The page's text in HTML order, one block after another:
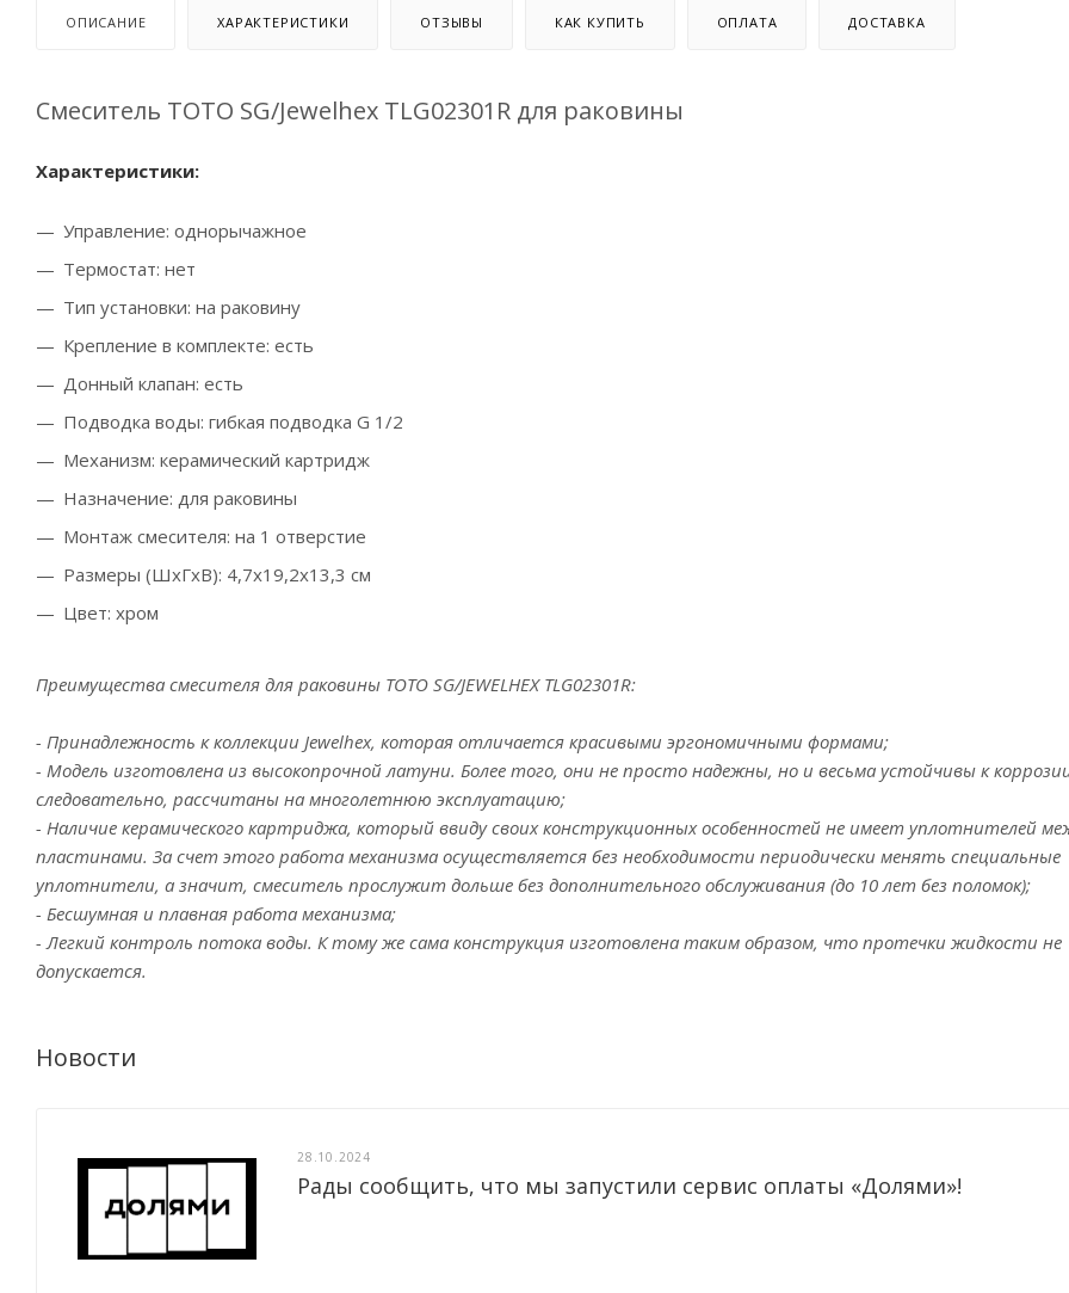
ОПИСАНИЕ ХАРАКТЕРИСТИКИ ОТЗЫВЫ КАК КУПИТЬ ОПЛАТА ДОСТАВКА
Смеситель TOTO SG/Jewelhex TLG02301R для раковины
Характеристики:
Управление: однорычажное
Термостат: нет
Тип установки: на раковину
Крепление в комплекте: есть
Донный клапан: есть
Подводка воды: гибкая подводка G 1/2
Механизм: керамический картридж
Назначение: для раковины
Монтаж смесителя: на 1 отверстие
Размеры (ШхГхВ): 4,7x19,2x13,3 см
Цвет: хром
Преимущества смесителя для раковины TOTO SG/JEWELHEX TLG02301R:
- Принадлежность к коллекции Jewelhex, которая отличается красивыми эргономичными формами;
- Модель изготовлена из высокопрочной латуни. Более того, они не просто надежны, но и весьма устойчивы к
следовательно, рассчитаны на многолетнюю эксплуатацию;
- Наличие керамического картриджа, который ввиду своих конструкционных особенностей не имеет уплотнителей
пластинами. За счет этого работа механизма осуществляется без необходимости периодически менять специальные
уплотнители, а значит, смеситель прослужит дольше без дополнительного обслуживания (до 10 лет без поломок);
- Бесшумная и плавная работа механизма;
- Легкий контроль потока воды. К тому же сама конструкция изготовлена таким образом, что протечки жидкости не
допускается.
Новости
28.10.2024
Рады сообщить, что мы запустили сервис оплаты «Долями»!